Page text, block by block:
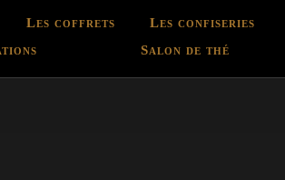
Les coffrets
Les confiseries
Salon de thé